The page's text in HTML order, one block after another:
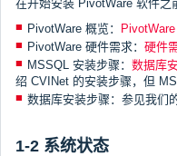
在开始安装 PivotWare 软件之
PivotWare 概览：
PivotWare 硬件需求： 硬件
MSSQL 安装步骤： 数据库
绍 CVINet 的安装步骤，但
数据库安装步骤：参见我们
1-2 系统状态